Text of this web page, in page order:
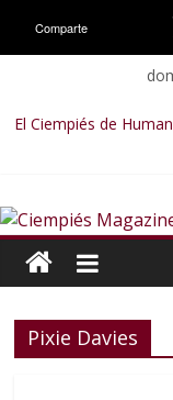
El Ciempiés de
final de la sexta
El Ciempiés de
El Ciempiés de
El Ciempiés de
Pixie Davies
Comparte